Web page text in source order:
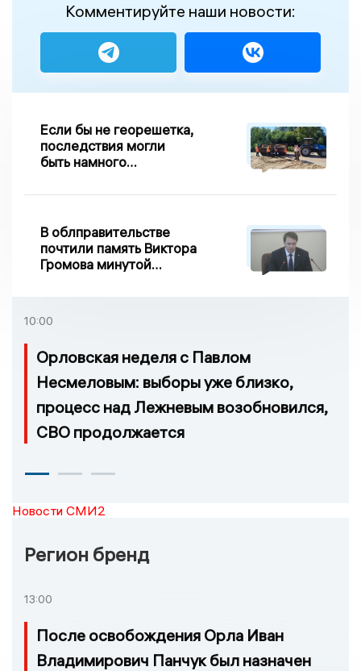
Комментируйте наши новости:
Если бы не георешетка,
последствия могли
быть намного
сходе песка на
В облправительстве
почтили память Виктора
Громова минутой
10:00
Орловская неделя с Павлом
Несмеловым: выборы уже близко,
процесс над Лежневым возобновился,
СВО продолжается
Новости СМИ2
Регион бренд
13:00
После освобождения Орла Иван
Владимирович Панчук был назначен